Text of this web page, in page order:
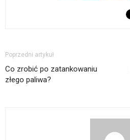
Poprzedni artykuł
Co zrobić po zatankowaniu
złego paliwa?